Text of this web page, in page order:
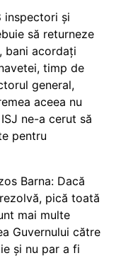
inspectori și
să returneze
bani acordați
timp de
general,
aceea nu
ne-a cerut să
pentru
Barna: Dacă
pică toată
mai multe
Guvernului către
și nu par a fi